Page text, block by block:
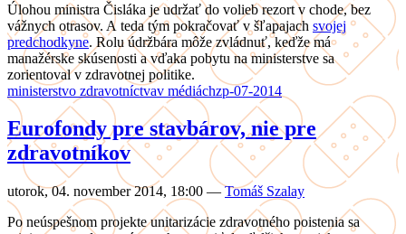
Úlohou ministra Čisláka je udržať do volieb rezort v chode, bez
vážnych otrasov. A teda tým pokračovať v šľapajach svojej
predchodkyne. Rolu údržbára môže zvládnuť, keďže má
manažérske skúsenosti a vďaka pobytu na ministerstve sa
zorientoval v zdravotnej politike.
ministerstvo zdravotníctvav médiáchzp-07-2014
Eurofondy pre stavbárov, nie pre
zdravotníkov
utorok, 04. november 2014, 18:00 — Tomáš Szalay
Po neúspešnom projekte unitarizácie zdravotného poistenia sa